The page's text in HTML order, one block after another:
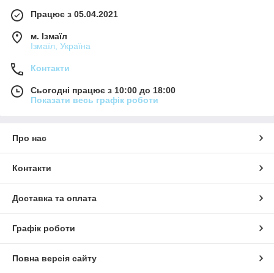
Працює з 05.04.2021
м. Ізмаїл
Ізмаїл, Україна
Контакти
Сьогодні працює з 10:00 до 18:00
Показати весь графік роботи
Про нас
Контакти
Доставка та оплата
Графік роботи
Повна версія сайту